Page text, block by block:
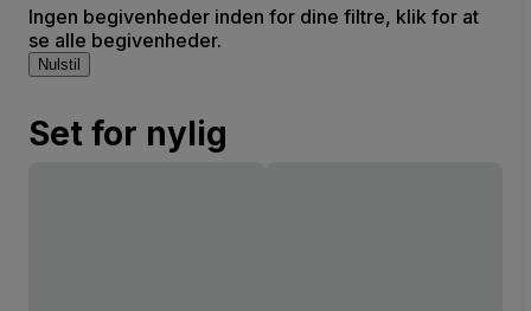
Ingen begivenheder inden for dine filtre, klik for at
se alle begivenheder.
Nulstil
Set for nylig